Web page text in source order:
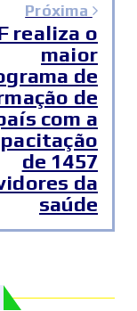
Próxima
realiza o
maior
de
de
com a
de 1457
da
saúde